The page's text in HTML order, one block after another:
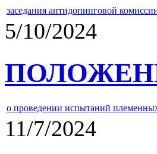
заседания антидопинговой
5/10/2024
о проведении испытаний
11/7/2024